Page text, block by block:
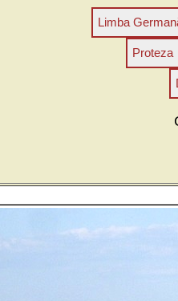
Limba
Proteza